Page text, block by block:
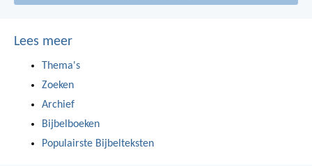
Lees meer
Thema's
Zoeken
Archief
Bijbelboeken
Populairste Bijbelteksten